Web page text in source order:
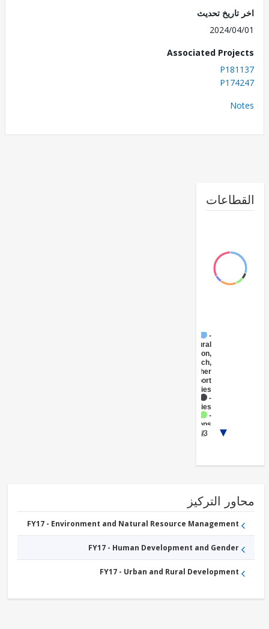
تحديث
2024/
Associated
Agricultural
Extension,
Research,
and Other
Activities
Fisheries
FY17 -
Livestock
FY17 -
Other
Agriculture,
Fishing and
التركيز
FY17 - Environment and Natural Resource Management
FY17 - Human Development and Gender
FY17 - Urban and Rural Development